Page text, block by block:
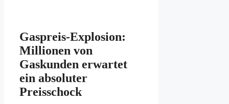
Gaspreis-Explosion:
Millionen von
Gaskunden erwartet
ein absoluter
Preisschock